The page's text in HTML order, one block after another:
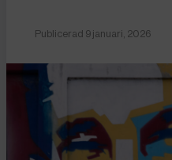
Publicerad 9 januari, 2026